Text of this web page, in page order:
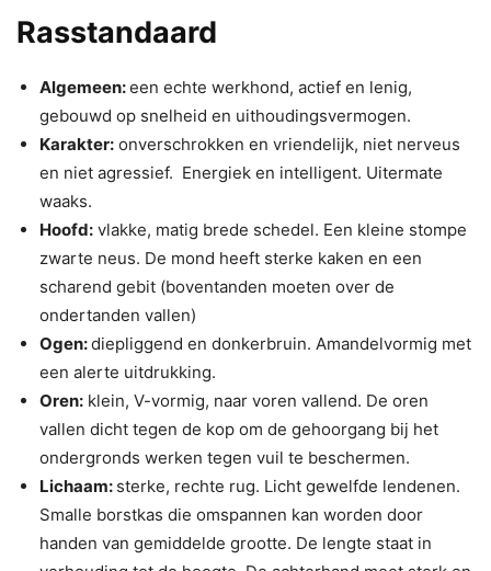
Rasstandaard
Algemeen:een echte werkhond, actief en lenig,
gebouwd op snelheid en uithoudingsvermogen.
Karakter: onverschrokken en vriendelijk, niet nerveus
en niet agressief. Energiek en intelligent. Uitermate
waaks.
Hoofd: vlakke, matig brede schedel. Een kleine stompe
zwarte neus. De mond heeft sterke kaken en een
scharend gebit (boventanden moeten over de
ondertanden vallen)
Ogen:diepliggend en donkerbruin. Amandelvormig met
een alerte uitdrukking.
Oren: klein, V-vormig, naar voren vallend. De oren
vallen dicht tegen de kop om de gehoorgang bij het
ondergronds werken tegen vuil te beschermen.
Lichaam: sterke, rechte rug. Licht gewelfde lendenen.
Smalle borstkas die omspannen kan worden door
handen van gemiddelde grootte. De lengte staat in